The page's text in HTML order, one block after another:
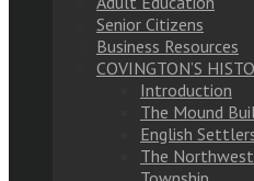
Senior Citizens
Business Resources
COVINGTON’S
Introduction
The Mound
English
The